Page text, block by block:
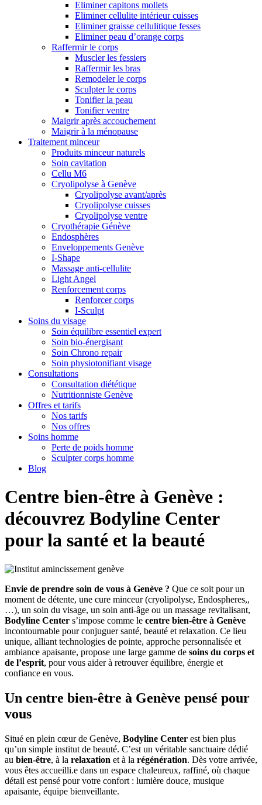
Eliminer capitons mollets
Eliminer cellulite intérieur cuisses
Eliminer graisse cellulitique fesses
Eliminer peau d’orange corps
Raffermir le corps
Muscler les fessiers
Raffermir les bras
Remodeler le corps
Sculpter le corps
Tonifier la peau
Tonifier ventre
Maigrir après accouchement
Maigrir à la ménopause
Traitement minceur
Produits minceur naturels
Soin cavitation
Cellu M6
Cryolipolyse à Genève
Cryolipolyse avant/après
Cryolipolyse cuisses
Cryolipolyse ventre
Cryothérapie Génève
Endosphères
Enveloppements Genève
I-Shape
Massage anti-cellulite
Light Angel
Renforcement corps
Renforcer corps
I-Sculpt
Soins du visage
Soin équilibre essentiel expert
Soin bio-énergisant
Soin Chrono repair
Soin physiotonifiant visage
Consultations
Consultation diététique
Nutritionniste Genève
Offres et tarifs
Nos tarifs
Nos offres
Soins homme
Perte de poids homme
Sculpter corps homme
Blog
Centre bien-être à Genève :
découvrez Bodyline Center
pour la santé et la beauté
Envie de prendre soin de vous à Genève ? Que ce soit pour un
moment de détente, une cure minceur (cryolipolyse, Endospheres,,
…), un soin du visage, un soin anti-âge ou un massage revitalisant,
Bodyline Center s’impose comme le centre bien-être à Genève
incontournable pour conjuguer santé, beauté et relaxation. Ce lieu
unique, alliant technologies de pointe, approche personnalisée et
ambiance apaisante, propose une large gamme de soins du corps et
de l’esprit, pour vous aider à retrouver équilibre, énergie et
confiance en vous.
Un centre bien-être à Genève pensé pour
vous
Situé en plein cœur de Genève, Bodyline Center est bien plus
qu’un simple institut de beauté. C’est un véritable sanctuaire dédié
au bien-être, à la relaxation et à la régénération. Dès votre arrivée,
vous êtes accueilli.e dans un espace chaleureux, raffiné, où chaque
détail est pensé pour votre confort : lumière douce, musique
apaisante, équipe bienveillante.